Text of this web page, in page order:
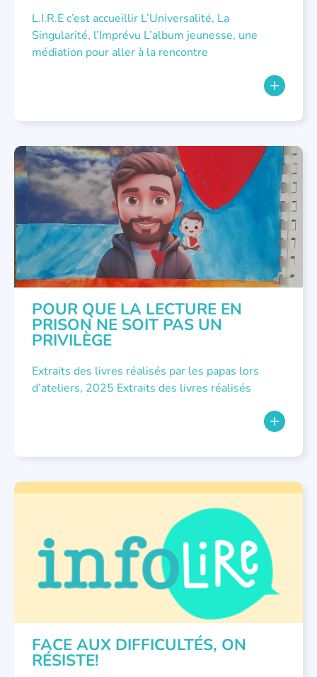
L.I.R.E c’est accueillir L’Universalité, La
Singularité, l’Imprévu L’album jeunesse, une
médiation pour aller à la rencontre
NON CLASSÉ
POUR QUE LA LECTURE EN
PRISON NE SOIT PAS UN
PRIVILÈGE
Extraits des livres réalisés par les papas lors
d’ateliers, 2025 Extraits des livres réalisés
FACE AUX DIFFICULTÉS, ON
RÉSISTE!